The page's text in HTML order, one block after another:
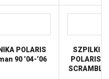
POLARIS
90 ’04-’06
SZPILKI I
POLARIS